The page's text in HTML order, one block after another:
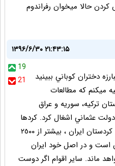
حالا میخوان رفراندوم
۱۳۹۶/۶/۳۰ ۲۱:۴۳:۱۵
19
21
دختران كوباني ببينيد
ميكنم كه مطالعات
تركيه، سوريه و عراق
عثماني اشغال كرد. كردها
در هرجا ماهيت ايراني دارند. كردستان ايران ، بيشتر از ٢٥٠٠
است و در اصل خود ايران
ماند. ساير اقوام اگر دوست